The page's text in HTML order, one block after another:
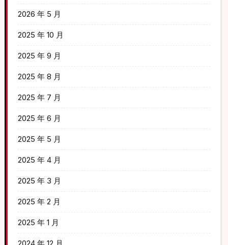
2026 年 5 月
2025 年 10 月
2025 年 9 月
2025 年 8 月
2025 年 7 月
2025 年 6 月
2025 年 5 月
2025 年 4 月
2025 年 3 月
2025 年 2 月
2025 年 1 月
2024 年 12 月